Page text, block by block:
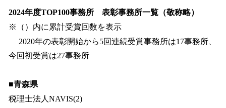
2024年度TOP100事務所 表彰事務所一覧（敬称略）
※（）内に累計受賞回数を表示
2020年の表彰開始から5回連続受賞事務所は17事務所、
今回初受賞は27事務所
■青森県
税理士法人NAVIS(2)